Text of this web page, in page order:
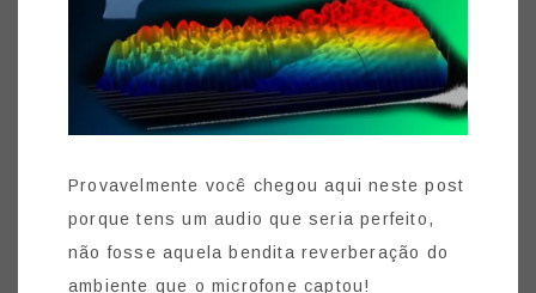
Provavelmente você chegou aqui neste post
porque tens um audio que seria perfeito,
não fosse aquela bendita reverberação do
ambiente que o microfone captou!